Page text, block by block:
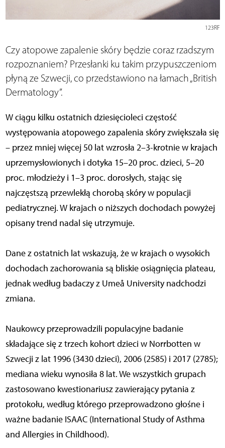
123RF
Czy atopowe zapalenie skóry będzie coraz rzadszym
rozpoznaniem? Przesłanki ku takim przypuszczeniom
płyną ze Szwecji, co przedstawiono na łamach „British
Dermatology”.
W ciągu kilku ostatnich dziesięcioleci częstość
występowania atopowego zapalenia skóry zwiększała się
– przez mniej więcej 50 lat wzrosła 2–3-krotnie w krajach
uprzemysłowionych i dotyka 15–20 proc. dzieci, 5–20
proc. młodzieży i 1–3 proc. dorosłych, stając się
najczęstszą przewlekłą chorobą skóry w populacji
pediatrycznej. W krajach o niższych dochodach powyżej
opisany trend nadal się utrzymuje.
Dane z ostatnich lat wskazują, że w krajach o wysokich
dochodach zachorowania są bliskie osiągnięcia plateau,
jednak według badaczy z Umeå University nadchodzi
zmiana.
Naukowcy przeprowadzili populacyjne badanie
składające się z trzech kohort dzieci w Norrbotten w
Szwecji z lat 1996 (3430 dzieci), 2006 (2585) i 2017 (2785);
mediana wieku wynosiła 8 lat. We wszystkich grupach
zastosowano kwestionariusz zawierający pytania z
protokołu, według którego przeprowadzono głośne i
ważne badanie ISAAC (International Study of Asthma
and Allergies in Childhood).